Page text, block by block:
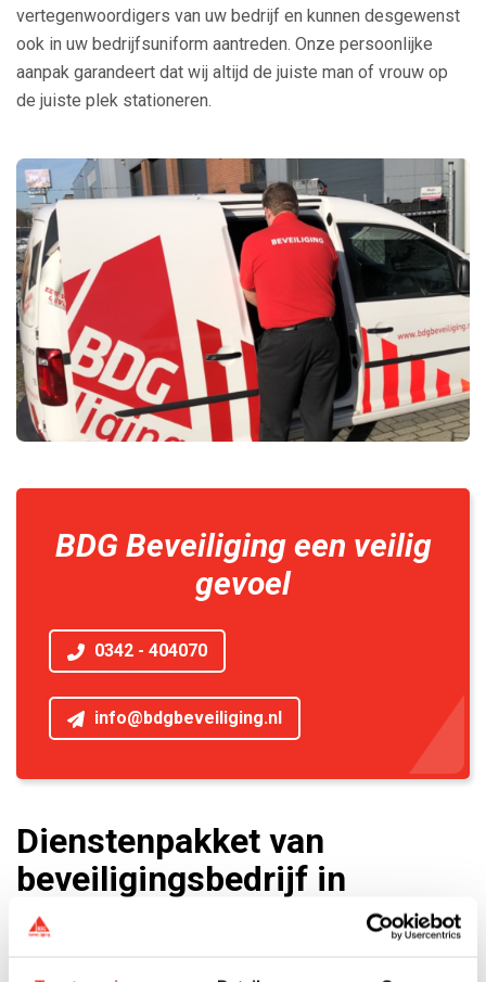
vertegenwoordigers van uw bedrijf en kunnen desgewenst
ook in uw bedrijfsuniform aantreden. Onze persoonlijke
aanpak garandeert dat wij altijd de juiste man of vrouw op
de juiste plek stationeren.
BDG Beveiliging een veilig
gevoel
0342 - 404070
info@bdgbeveiliging.nl
Dienstenpakket van
beveiligingsbedrijf in
Amsterdam